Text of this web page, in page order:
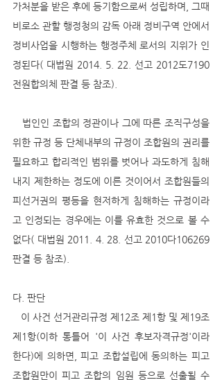
가처분을 받은 후에 등기함으로써 성립하며, 그때
비로소 관할 행정청의 감독 아래 정비구역 안에서
정비사업을 시행하는 행정주체 로서의 지위가 인
정된다( 대법원 2014. 5. 22. 선고 2012도7190
전원합의체 판결 등 참조).
위한 규정 등 단체내부의 규정이 조합원의 권리를
필요하고 합리적인 범위를 벗어나 과도하게 침해
내지 제한하는 정도에 이른 것이어서 조합원들의
피선거권의 평등을 현저하게 침해하는 규정이라
고 인정되는 경우에는 이를 유효한 것으로 볼 수
없다( 대법원 2011. 4. 28. 선고 2010다106269
판결 등 참조).
다. 판단
제1항(이하 통틀어 '이 사건 후보자격규정'이라
한다)에 의하면, 피고 조합설립에 동의하는 피고
조합원만이 피고 조합의 임원 등으로 선출될 수